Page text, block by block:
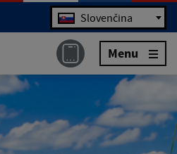
Jazyk Slovenčina
Menu